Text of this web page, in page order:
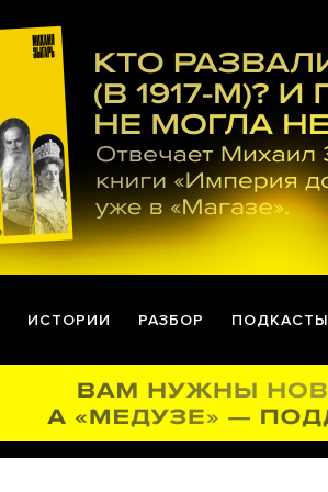
ИСТОРИИ РАЗБОР ПОДКАСТЫ